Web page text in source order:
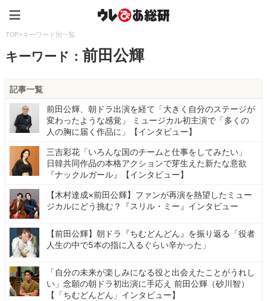
TOP>キーワード別一覧
キーワード：前田公輝
記事一覧
前田公輝、朝ドラ出演を経て「大きく自分のステージが
変わったような感覚」 ミュージカル初主演で「多くの
人の胸に届く作品に」【インタビュー】
三吉彩花「いろんな国のチームと仕事をしてみたい」
日韓共同作品の本格アクションで芽生えた新たな意欲
『ナックルガール』【インタビュー】
【木村達成×前田公輝】ファンが再演を熱望したミュー
ジカルにどう挑む？『スリル・ミー』インタビュー
【前田公輝】朝ドラ『ちむどんどん』を振り返る「役者
人生の中で5本の指に入るぐらい辛かった」
「自分の未来が楽しみになる役と出会えたことがうれし
い」念願の朝ドラ初出演に手応え 前田公輝（砂川智）
【「ちむどんどん」インタビュー】